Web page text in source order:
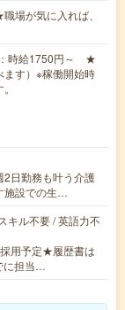
が気に入れば、
時給1750円～ ★
ます）※稼働開始時
2日勤務も叶う介護
施設での生…
キル不要 / 英語力不
用予定★履歴書は
に担当…